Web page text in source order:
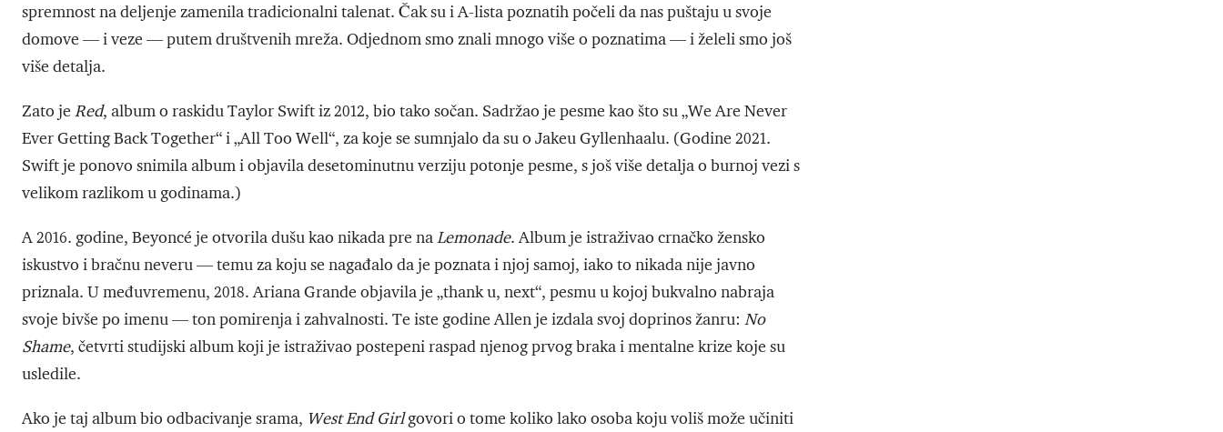
spremnost na deljenje zamenila tradicionalni talenat. Čak su i A-lista poznatih počeli da nas puštaju u svoje
domove — i veze — putem društvenih mreža. Odjednom smo znali mnogo više o poznatima — i želeli smo još
više detalja.
Zato je Red, album o raskidu Taylor Swift iz 2012, bio tako sočan. Sadržao je pesme kao što su „We Are Never
Ever Getting Back Together“ i „All Too Well“, za koje se sumnjalo da su o Jakeu Gyllenhaalu. (Godine 2021.
Swift je ponovo snimila album i objavila desetominutnu verziju potonje pesme, s još više detalja o burnoj vezi s
velikom razlikom u godinama.)
A 2016. godine, Beyoncé je otvorila dušu kao nikada pre naLemonade. Album je istraživao crnačko žensko
iskustvo i bračnu neveru — temu za koju se nagađalo da je poznata i njoj samoj, iako to nikada nije javno
priznala. U međuvremenu, 2018. Ariana Grande objavila je „thank u, next“, pesmu u kojoj bukvalno nabraja
svoje bivše po imenu — ton pomirenja i zahvalnosti. Te iste godine Allen je izdala svoj doprinos žanru: No
Shame, četvrti studijski album koji je istraživao postepeni raspad njenog prvog braka i mentalne krize koje su
usledile.
Ako je taj album bio odbacivanje srama, West End Girlgovori o tome koliko lako osoba koju voliš može učiniti